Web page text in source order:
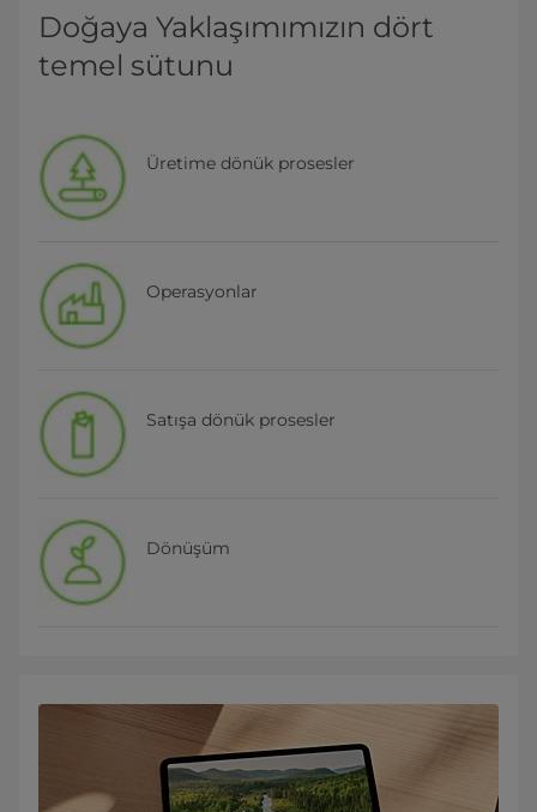
Doğaya Yaklaşımımızın dört
temel sütunu
Üretime dönük prosesler
Operasyonlar
Satışa dönük prosesler
Dönüşüm